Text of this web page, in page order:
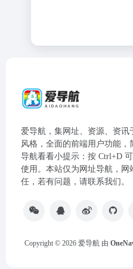
爱导航，集网址、资源、资
风格，全面的前端用户功能，
导航看看小提示：按 Ctrl+D
使用。本站仅为网址导航，
任，若有问题，请联系我们。
Copyright © 2026 爱导航 由